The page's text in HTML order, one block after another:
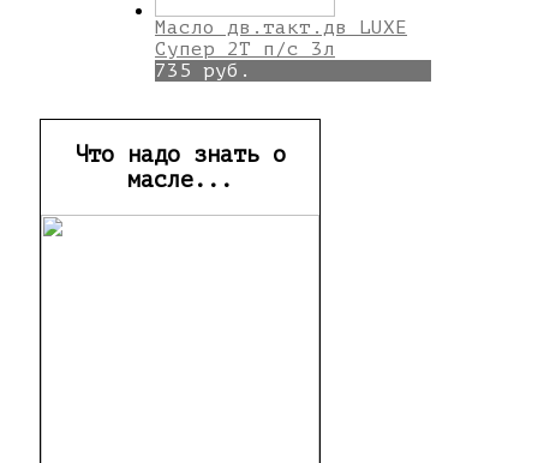
Масло дв.такт.дв LUXE
Супер 2Т п/с 3л
735 руб.
Что надо знать о
масле...